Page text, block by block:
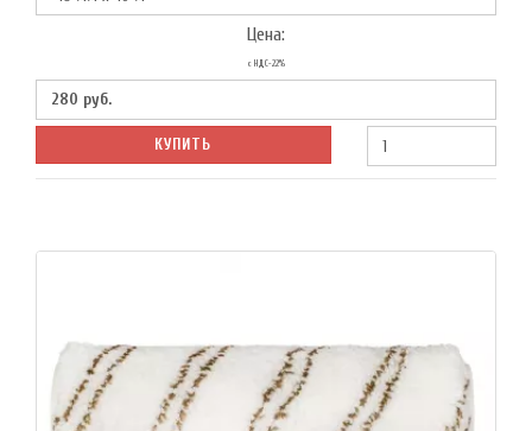
Цена:
с НДС-22%
280 руб.
КУПИТЬ